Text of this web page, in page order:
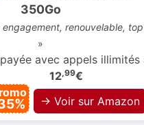
350Go
engagement, renouvelable,
»
avec appels illimités
12,99€
→ Voir sur Amazon